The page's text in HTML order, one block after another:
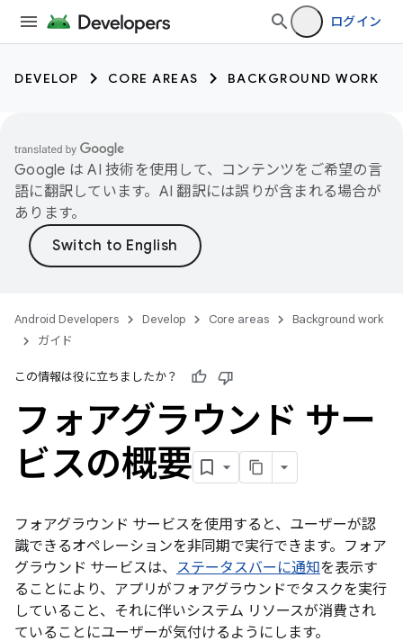
ログイン
DEVELOP CORE AREAS BACKGROUND WORK
Google は AI 技術を使用して、コンテンツをご希望の言
語に翻訳しています。AI 翻訳には誤りが含まれる場合が
あります。
Android Developers Develop Core areas
Background work
ガイド
この情報は役に立ちましたか？
フォアグラウンド サー
ビスの概要
フォアグラウンド サービスを使用すると、ユーザーが認
識できるオペレーションを非同期で実行できます。フォア
グラウンド サービスは、 ステータスバーに通知を表示す
ることにより、アプリがフォアグラウンドでタスクを実行
していること、それに伴いシステム リソースが消費され
ていることにユーザーが気付けるようにします。